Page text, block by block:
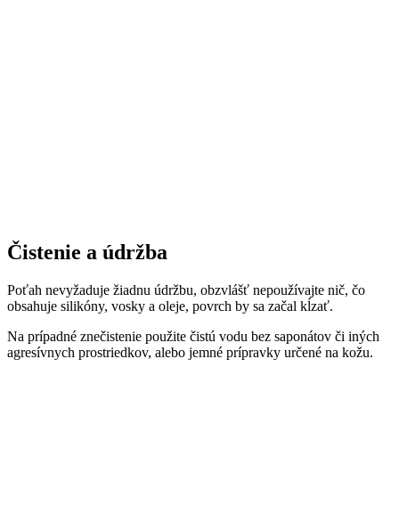
Čistenie a údržba
Poťah nevyžaduje žiadnu údržbu, obzvlášť nepoužívajte nič, čo
obsahuje silikóny, vosky a oleje, povrch by sa začal kĺzať.
Na prípadné znečistenie použite čistú vodu bez saponátov či iných
agresívnych prostriedkov, alebo jemné prípravky určené na kožu.